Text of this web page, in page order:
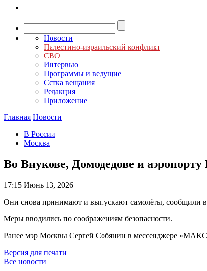
Новости
Палестино-израильский конфликт
СВО
Интервью
Программы и ведущие
Сетка вещания
Редакция
Приложение
Главная Новости
В России
Москва
Во Внукове, Домодедове и
17:15 Июнь 13, 2026
Они снова принимают и выпускают самолёты, сообщили в
Меры вводились по соображениям безопасности.
Ранее мэр Москвы Сергей Собянин в мессенджере
Версия для печати
Все новости